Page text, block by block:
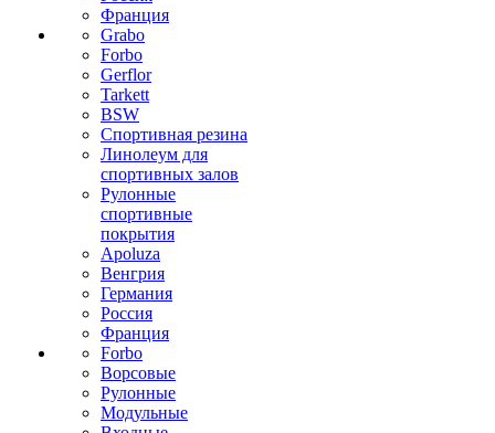
Франция
Grabo
Forbo
Gerflor
Tarkett
BSW
Спортивная резина
Линолеум для
спортивных залов
Рулонные
спортивные
покрытия
Apoluza
Венгрия
Германия
Россия
Франция
Forbo
Ворсовые
Рулонные
Модульные